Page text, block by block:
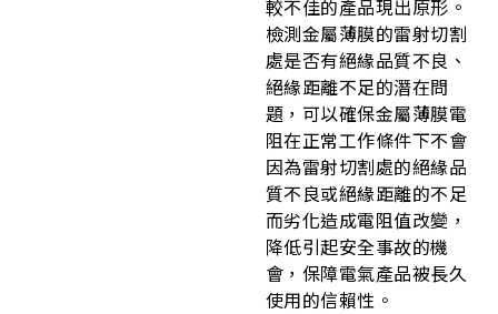
較不佳的產品現出原形。
檢測金屬薄膜的雷射切割
處是否有絕緣品質不良、
絕緣距離不足的潛在問
題，可以確保金屬薄膜電
阻在正常工作條件下不會
因為雷射切割處的絕緣品
質不良或絕緣距離的不足
而劣化造成電阻值改變，
降低引起安全事故的機
會，保障電氣產品被長久
使用的信賴性。